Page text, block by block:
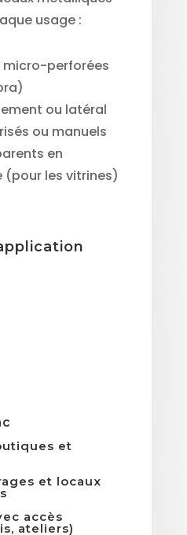
usage :
micro-perforées
ou latéral
ou manuels
en
les vitrines)
et
et locaux
accès
ateliers)